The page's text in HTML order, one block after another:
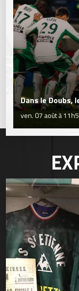
Dans le Doubs,
ven. 07 août à